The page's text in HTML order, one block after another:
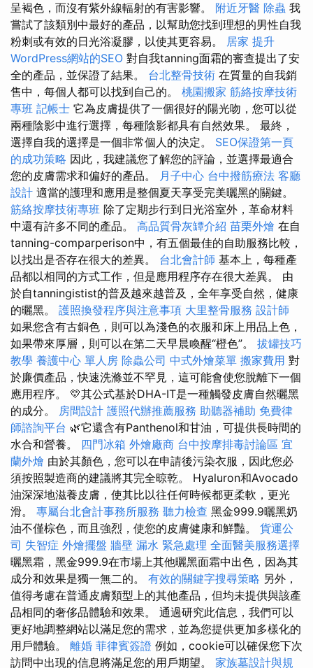
呈褐色，而沒有紫外線輻射的有害影響。 附近牙醫 除蟲 我
嘗試了該類別中最好的產品，以幫助您找到理想的男性自我
粉刺或有效的日光浴凝膠，以使其更容易。 居家 提升
WordPress網站的SEO 對自我tanning面霜的審查提出了安
全的產品，並保證了結果。 台北整骨技術 在質量的自我銷
售中，每個人都可以找到自己的。 桃園搬家 筋絡按摩技術
專班 記帳士 它為皮膚提供了一個很好的陽光吻，您可以從
兩種陰影中進行選擇，每種陰影都具有自然效果。 最終，
選擇自我的選擇是一個非常個人的決定。 SEO保證第一頁
的成功策略 因此，我建議您了解您的評論，並選擇最適合
您的皮膚需求和偏好的產品。 月子中心 台中撥筋療法 客廳
設計 適當的護理和應用是整個夏天享受完美曬黑的關鍵。
筋絡按摩技術專班 除了定期步行到日光浴室外，革命材料
中還有許多不同的產品。 高品質骨灰罈介紹 苗栗外燴 在自
tanning-comparperison中，有五個最佳的自助服務比較，
以找出是否存在很大的差異。 台北會計師 基本上，每種產
品都以相同的方式工作，但是應用程序存在很大差異。 由
於自tanningistist的普及越來越普及，全年享受自然，健康
的曬黑。 護照換發程序與注意事項 大里整骨服務 設計師
如果您含有古銅色，則可以為淺色的衣服和床上用品上色，
如果帶來厚層，則可以在第二天早晨喚醒“橙色”。 拔罐技巧
教學 養護中心 單人房 除蟲公司 中式外燴菜單 搬家費用 對
於廉價產品，快速洗滌並不罕見，這可能會使您脫離下一個
應用程序。 💛其公式基於DHA-IT是一種觸發皮膚自然曬黑
的成分。 房間設計 護照代辦推薦服務 助聽器補助 免費律
師諮詢平台 🌿它還含有Panthenol和甘油，可提供長時間的
水合和營養。 四門冰箱 外燴廠商 台中按摩排毒討論區 宜
蘭外燴 由於其顏色，您可以在申請後污染衣服，因此您必
須按照製造商的建議將其完全晾乾。 Hyaluron和Avocado
油深深地滋養皮膚，使其比以往任何時候都更柔軟，更光
滑。 專屬台北會計事務所服務 聽力檢查 黑金999.9曬黑奶
油不僅棕色，而且強烈，使您的皮膚健康和鮮豔。 貨運公
司 失智症 外燴擺盤 牆壁 漏水 緊急處理 全面醫美服務選擇
曬黑霜，黑金999.9在市場上其他曬黑面霜中出色，因為其
成分和效果是獨一無二的。 有效的關鍵字搜尋策略 另外，
值得考慮在普通皮膚類型上的其他產品，但均未提供與該產
品相同的奢侈品體驗和效果。 通過研究此信息，我們可以
更好地調整網站以滿足您的需求，並為您提供更加多樣化的
用戶體驗。 離婚 菲律賓簽證 例如，cookie可以確保您下次
訪問中出現的信息將滿足您的用戶期望。 家族墓設計與規